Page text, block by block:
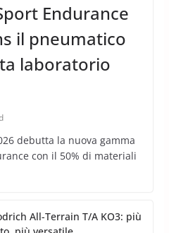
Endurance
il pneumatico
laboratorio
debutta la nuova gamma
con il 50% di materiali
All-Terrain T/A KO3: più